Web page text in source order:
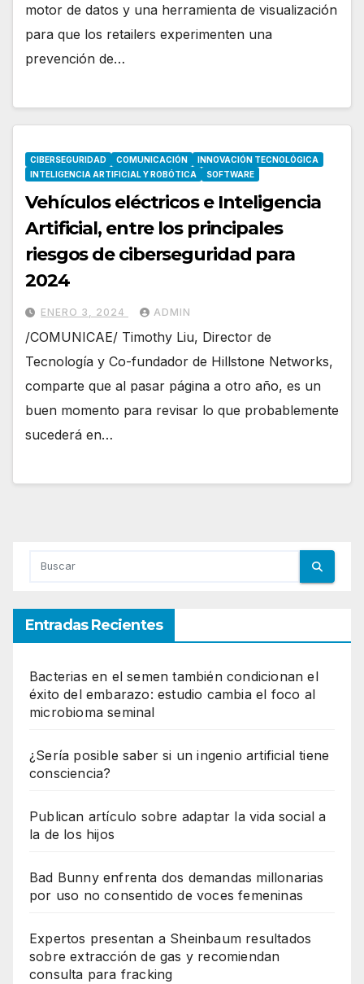
motor de datos y una herramienta de visualización
para que los retailers experimenten una
prevención de…
CIBERSEGURIDAD COMUNICACIÓN
INNOVACIÓN TECNOLÓGICA
INTELIGENCIA ARTIFICIAL Y ROBÓTICA
SOFTWARE
Vehículos eléctricos e Inteligencia
Artificial, entre los principales
riesgos de ciberseguridad para
2024
ENERO 3, 2024 ADMIN
/COMUNICAE/ Timothy Liu, Director de
Tecnología y Co-fundador de Hillstone Networks,
comparte que al pasar página a otro año, es un
buen momento para revisar lo que probablemente
sucederá en…
Entradas Recientes
Bacterias en el semen también condicionan el
éxito del embarazo: estudio cambia el foco al
microbioma seminal
¿Sería posible saber si un ingenio artificial tiene
consciencia?
Publican artículo sobre adaptar la vida social a
la de los hijos
Bad Bunny enfrenta dos demandas millonarias
por uso no consentido de voces femeninas
Expertos presentan a Sheinbaum resultados
sobre extracción de gas y recomiendan
consulta para fracking